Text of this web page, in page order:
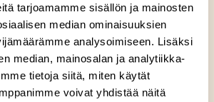
tarjoamamme sisällön ja mainosten
median ominaisuuksien
analysoimiseen. Lisäksi
median, mainosalan ja analytiikka-
tietoja siitä, miten käytät
voivat yhdistää näitä